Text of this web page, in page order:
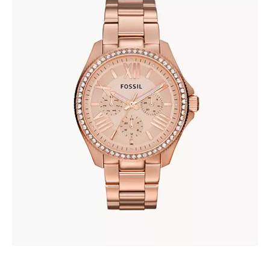
FOSSIL AM4483
380.00 KM